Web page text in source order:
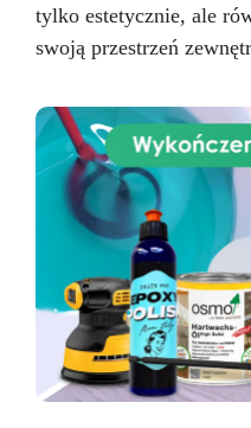
tylko estetycznie, ale
swoją przestrzeń